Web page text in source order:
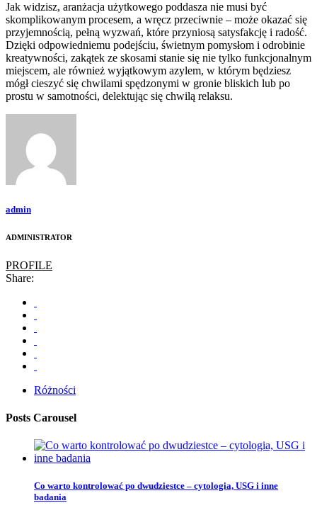
Jak widzisz, aranżacja użytkowego poddasza nie musi być
skomplikowanym procesem, a wręcz przeciwnie – może okazać się
przyjemnością, pełną wyzwań, które przyniosą satysfakcję i radość.
Dzięki odpowiedniemu podejściu, świetnym pomysłom i odrobinie
kreatywności, zakątek ze skosami stanie się nie tylko funkcjonalnym
miejscem, ale również wyjątkowym azylem, w którym będziesz
mógł cieszyć się chwilami spędzonymi w gronie bliskich lub po
prostu w samotności, delektując się chwilą relaksu.
admin
ADMINISTRATOR
PROFILE
Share:
Różności
Posts Carousel
Co warto kontrolować po dwudziestce – cytologia, USG i inne
badania